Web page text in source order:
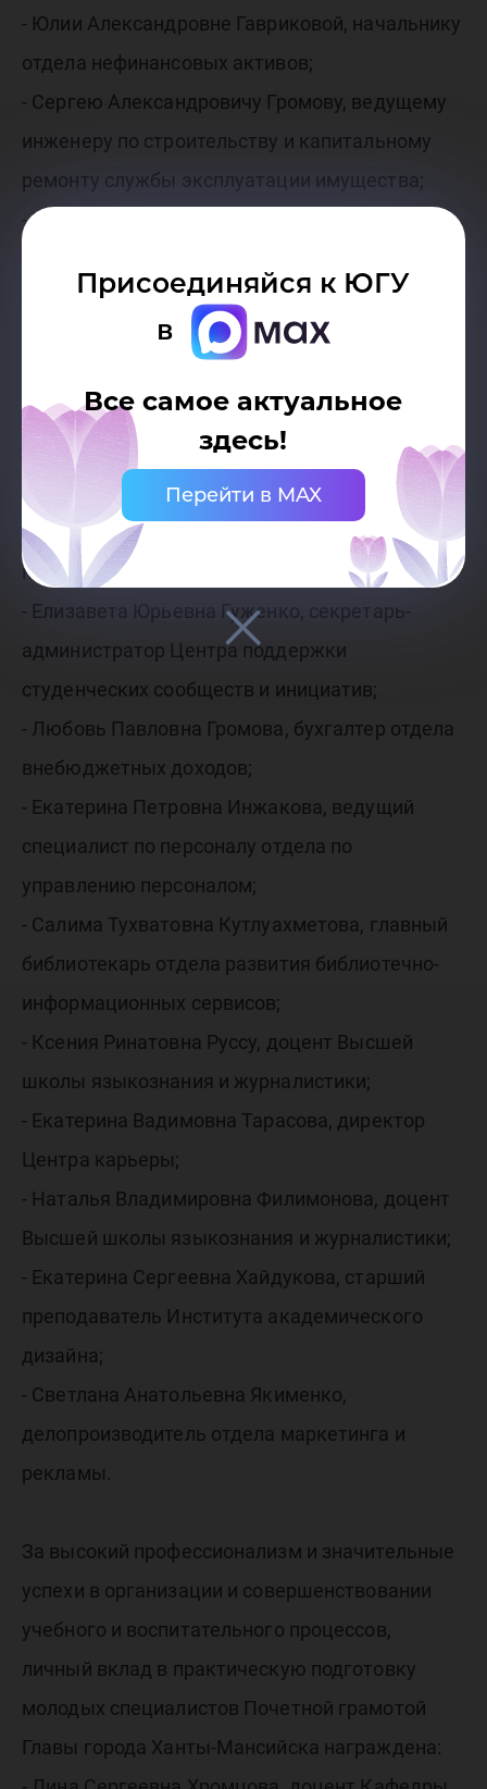
Присоединяйся к ЮГУ
в
Все самое актуальное
здесь!
Перейти в MAX
- Юлии Александровне Гавриковой, начальнику
отдела нефинансовых активов;
- Сергею Александровичу Громову, ведущему
инженеру по строительству и капитальному
ремонту службы эксплуатации имущества;
- Евгении Александровне Добрыниной,
аккредитации и мониторинга качества.
образования Ханты-Мансийского автономного
округа - Югры Почетной грамотой
Департамента образования и науки Ханты-
Мансийского автономного округа – Югры
награждены:
- Елизавета Юрьевна Гуженко, секретарь-
администратор Центра поддержки
студенческих сообществ и инициатив;
- Любовь Павловна Громова, бухгалтер отдела
внебюджетных доходов;
- Екатерина Петровна Инжакова, ведущий
специалист по персоналу отдела по
управлению персоналом;
- Салима Тухватовна Кутлуахметова, главный
библиотекарь отдела развития библиотечно-
информационных сервисов;
- Ксения Ринатовна Руссу, доцент Высшей
школы языкознания и журналистики;
- Екатерина Вадимовна Тарасова, директор
Центра карьеры;
- Наталья Владимировна Филимонова, доцент
Высшей школы языкознания и журналистики;
- Екатерина Сергеевна Хайдукова, старший
преподаватель Института академического
дизайна;
- Светлана Анатольевна Якименко,
делопроизводитель отдела маркетинга и
рекламы.
За высокий профессионализм и значительные
успехи в организации и совершенствовании
учебного и воспитательного процессов,
личный вклад в практическую подготовку
молодых специалистов Почетной грамотой
Главы города Ханты-Мансийска награждена: